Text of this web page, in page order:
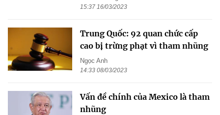
15:37 16/03/2023
Trung Quốc: 92 quan chức cấp
cao bị trừng phạt vì tham nhũng
Ngọc Anh
14:33 08/03/2023
Vấn đề chính của Mexico là tham
nhũng